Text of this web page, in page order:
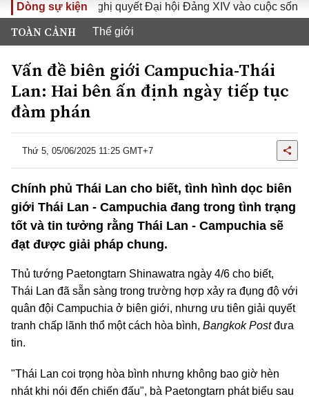
Dòng sự kiện
Đưa Nghị quyết Đại hội Đảng XIV vào cuộc sống
TOÀN CẢNH Thế giới
Vấn đề biên giới Campuchia-Thái
Lan: Hai bên ấn định ngày tiếp tục
đàm phán
Thứ 5, 05/06/2025 11:25 GMT+7
Chính phủ Thái Lan cho biết, tình hình dọc biên
giới Thái Lan - Campuchia đang trong tình trạng
tốt và tin tưởng rằng Thái Lan - Campuchia sẽ
đạt được giải pháp chung.
Thủ tướng Paetongtarn Shinawatra ngày 4/6 cho biết,
Thái Lan đã sẵn sàng trong trường hợp xảy ra đụng độ với
quân đội Campuchia ở biên giới, nhưng ưu tiên giải quyết
tranh chấp lãnh thổ một cách hòa bình, Bangkok Postđưa
tin.
"Thái Lan coi trọng hòa bình nhưng không bao giờ hèn
nhát khi nói đến chiến đấu", bà Paetongtarn phát biểu sau